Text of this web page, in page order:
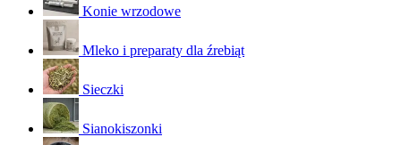
Konie wrzodowe
Mleko i preparaty dla źrebiąt
Sieczki
Sianokiszonki